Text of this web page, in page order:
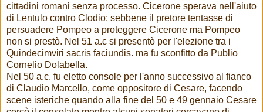
cittadini romani senza processo. Cicerone sperava nell'aiuto
di Lentulo contro Clodio; sebbene il pretore tentasse di
persuadere Pompeo a proteggere Cicerone ma Pompeo
non si prestò. Nel 51 a.c si presentò per l'elezione tra i
Quindecimviri sacris faciundis. ma fu sconfitto da Publio
Cornelio Dolabella.
Nel 50 a.c. fu eletto console per l'anno successivo al fianco
di Claudio Marcello, come oppositore di Cesare, facendo
scene isteriche quando alla fine del 50 e 49 gennaio Cesare